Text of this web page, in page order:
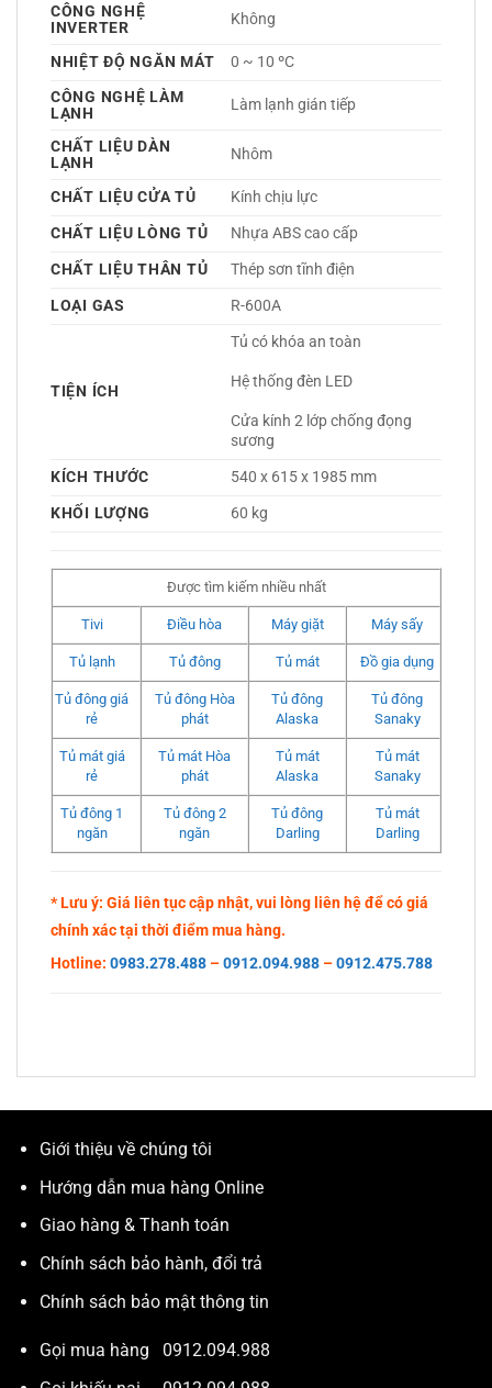
CÔNG NGHỆ
INVERTER
Không
NHIỆT ĐỘ NGĂN MÁT
0 ~ 10 ºC
CÔNG NGHỆ LÀM
LẠNH
Làm lạnh gián tiếp
CHẤT LIỆU DÀN
LẠNH
Nhôm
CHẤT LIỆU CỬA TỦ
Kính chịu lực
CHẤT LIỆU LÒNG TỦ
Nhựa ABS cao cấp
CHẤT LIỆU THÂN TỦ
Thép sơn tĩnh điện
LOẠI GAS
R-600A
TIỆN ÍCH
Tủ có khóa an toàn
Hệ thống đèn LED
Cửa kính 2 lớp chống đọng
sương
KÍCH THƯỚC
540 x 615 x 1985 mm
KHỐI LƯỢNG
60 kg
Được tìm kiếm nhiều nhất
Tivi Điều hòa Máy giặt Máy sấy
Tủ lạnh Tủ đông Tủ mát Đồ gia dụng
Tủ đông giá
rẻ
Tủ đông Hòa
phát
Tủ đông
Alaska
Tủ đông
Sanaky
Tủ mát giá
rẻ
Tủ mát Hòa
phát
Tủ mát
Alaska
Tủ mát
Sanaky
Tủ đông 1
ngăn
Tủ đông 2
ngăn
Tủ đông
Darling
Tủ mát
Darling
* Lưu ý: Giá liên tục cập nhật, vui lòng liên hệ để có giá
chính xác tại thời điểm mua hàng.
Hotline: 0983.278.488 –0912.094.988 –0912.475.788
Giới thiệu về chúng tôi
Hướng dẫn mua hàng Online
Giao hàng & Thanh toán
Chính sách bảo hành, đổi trả
Chính sách bảo mật thông tin
Gọi mua hàng 0912.094.988